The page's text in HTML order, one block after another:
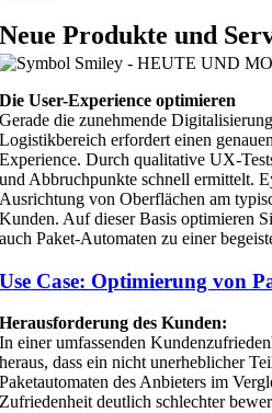
Neue Produkte und
Die User-Experience optimieren
Gerade die zunehmende
Logistikbereich erfordert einen
Experience. Durch qualitative UX-
und Abbruchpunkte schnell ermittelt.
Ausrichtung von Oberflächen am
Kunden. Auf dieser Basis optimieren
auch Paket-Automaten zu einer
Use Case: Optimierung von
Herausforderung des Kunden:
In einer umfassenden
heraus, dass ein nicht unerheblicher
Paketautomaten des Anbieters im
Zufriedenheit deutlich schlechter